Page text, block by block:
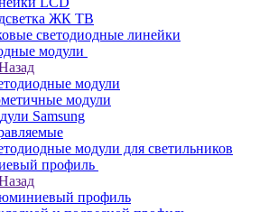
ЖК ТВ
светодиодные линейки
модули
модули
модули
Samsung
модули для светильников
профиль
профиль